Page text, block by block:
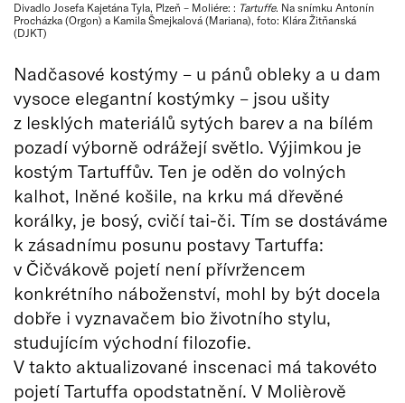
Divadlo Josefa Kajetána Tyla, Plzeň – Moliére: : Tartuffe. Na snímku Antonín
Procházka (Orgon) a Kamila Šmejkalová (Mariana), foto: Klára Žitňanská
(DJKT)
Nadčasové kostýmy – u pánů obleky a u dam
vysoce elegantní kostýmky – jsou ušity
z lesklých materiálů sytých barev a na bílém
pozadí výborně odrážejí světlo. Výjimkou je
kostým Tartuffův. Ten je oděn do volných
kalhot, lněné košile, na krku má dřevěné
korálky, je bosý, cvičí tai-či. Tím se dostáváme
k zásadnímu posunu postavy Tartuffa:
v Čičvákově pojetí není přívržencem
konkrétního náboženství, mohl by být docela
dobře i vyznavačem bio životního stylu,
studujícím východní filozofie.
V takto aktualizované inscenaci má takovéto
pojetí Tartuffa opodstatnění. V Molièrově